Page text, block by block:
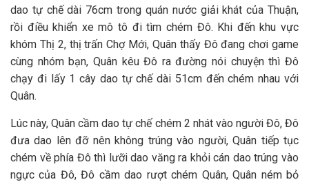
dao tự chế dài 76cm trong quán nước giải khát của Thuận,
rồi điều khiển xe mô tô đi tìm chém Đô. Khi đến khu vực
khóm Thị 2, thị trấn Chợ Mới, Quân thấy Đô đang chơi game
cùng nhóm bạn, Quân kêu Đô ra đường nói chuyện thì Đô
chạy đi lấy 1 cây dao tự chế dài 51cm đến chém nhau với
Quân.
Lúc này, Quân cầm dao tự chế chém 2 nhát vào người Đô, Đô
đưa dao lên đỡ nên không trúng vào người, Quân tiếp tục
chém về phía Đô thì lưỡi dao văng ra khỏi cán dao trúng vào
ngực của Đô, Đô cầm dao rượt chém Quân, Quân ném bỏ